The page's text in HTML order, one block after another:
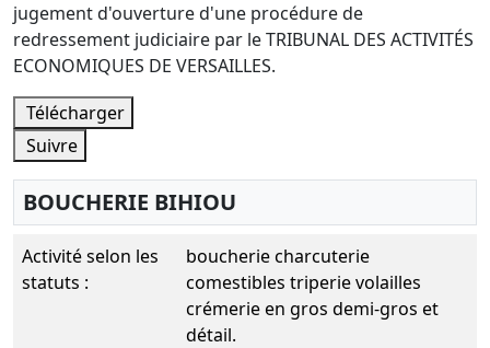
jugement d'ouverture d'une procédure de
redressement judiciaire par le TRIBUNAL DES ACTIVITÉS
ECONOMIQUES DE VERSAILLES.
Télécharger
Suivre
BOUCHERIE BIHIOU
Activité selon les
statuts :
boucherie charcuterie
comestibles triperie volailles
crémerie en gros demi-gros et
détail.